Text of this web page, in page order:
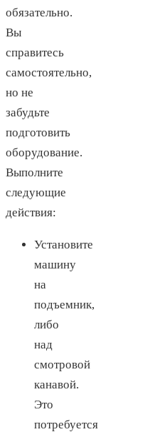
обязательно.
Вы
справитесь
самостоятельно,
но не
забудьте
подготовить
оборудование.
Выполните
следующие
действия:
Установите
машину
на
подъемник,
либо
над
смотровой
канавой.
Это
потребуется